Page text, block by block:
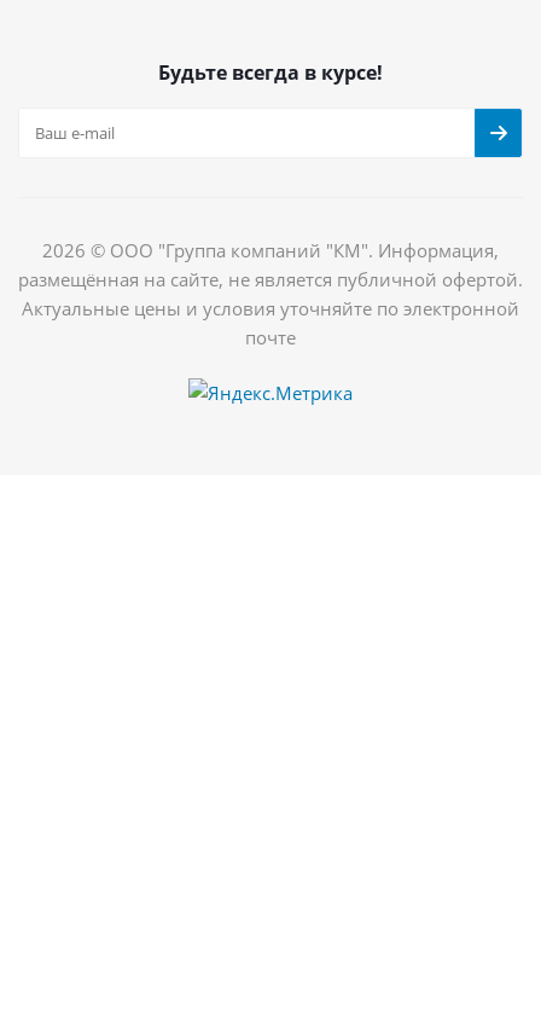
Будьте всегда в курсе!
2026 © ООО "Группа компаний "КМ". Информация,
размещённая на сайте, не является публичной офертой.
Актуальные цены и условия уточняйте по электронной
почте